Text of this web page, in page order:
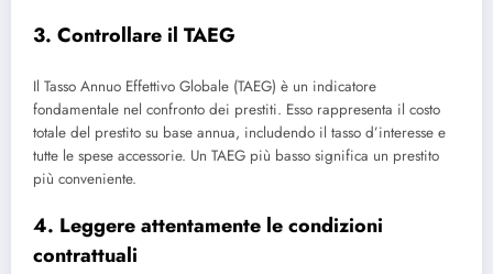
3. Controllare il TAEG
Il Tasso Annuo Effettivo Globale (TAEG) è un indicatore
fondamentale nel confronto dei prestiti. Esso rappresenta il costo
totale del prestito su base annua, includendo il tasso d’interesse e
tutte le spese accessorie. Un TAEG più basso significa un prestito
più conveniente.
4. Leggere attentamente le condizioni
contrattuali